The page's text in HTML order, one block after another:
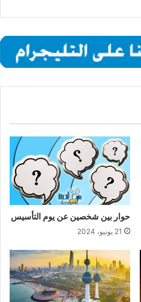
حوار بين شخصين عن يوم التأسيس
21 يونيو، 2024